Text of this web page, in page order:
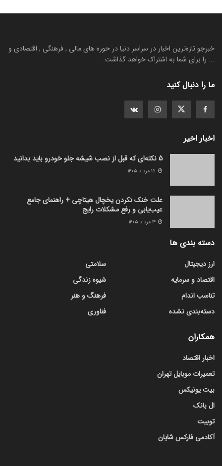
خبرجو تازه‌ترین اخبار در سراسر دنیا در حوره های مالی , فرهنگی , اقتصادی و
... را برای شما به اشتراک خواهد گذاشت.
ما را دنبال کنید
اخبار اخیر
5 نکته‌ای که قبل از نصب شیشه جلو خودرو باید بدانید
علت خنک نکردن یخچال هیتاچی + راهنمای جامع
عیب‌یابی و رفع مشکلات رایج
دسته بندی ها
ارز دیجیتال
اقتصاد و سرمایه
تناسب اندام
دسته‌بندی نشده
سلامتی
شیوه زندگی
فرهنگ و هنر
فناوری
همکاران
اخبار اقتصاد
تعمیرات موبایل تهران
بیت یونیکس
ال بانک
توبیت
آکادمی فارکس شایان